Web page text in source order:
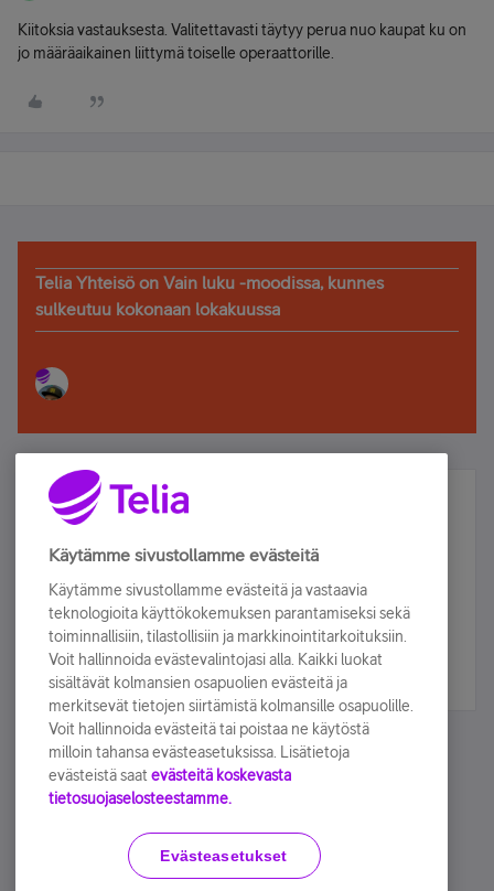
Kiitoksia vastauksesta. Valitettavasti täytyy perua nuo kaupat ku on
jo määräaikainen liittymä toiselle operaattorille.
Telia Yhteisö on Vain luku -moodissa, kunnes
sulkeutuu kokonaan lokakuussa
Älä jää paitsi – osallistu ja voita!
Tilaa Telian uutiskirje ja olet mukana arvonnassa.
sähköpostiisi.
Tilaa nyt
Käyttöehdot Accessibility statement
Käytämme sivustollamme evästeitä
Käytämme sivustollamme evästeitä ja vastaavia
teknologioita käyttökokemuksen parantamiseksi sekä
toiminnallisiin, tilastollisiin ja markkinointitarkoituksiin.
Voit hallinnoida evästevalintojasi alla. Kaikki luokat
sisältävät kolmansien osapuolien evästeitä ja
merkitsevät tietojen siirtämistä kolmansille osapuolille.
Voit hallinnoida evästeitä tai poistaa ne käytöstä
milloin tahansa evästeasetuksissa. Lisätietoja
evästeistä saat evästeitä koskevasta
tietosuojaselosteestamme.
Evästeasetukset